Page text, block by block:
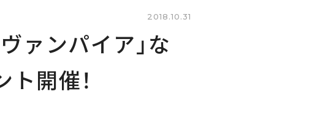
2018.10.31
ヴァンパイア」な
開催！